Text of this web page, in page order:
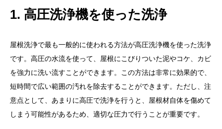
1. 高圧洗浄機を使った洗浄
屋根洗浄で最も一般的に使われる方法が高圧洗浄機を使った洗浄
です。高圧の水流を使って、屋根にこびりついた泥やコケ、カビ
を強力に洗い流すことができます。この方法は非常に効果的で、
短時間で広い範囲の汚れを除去することができます。ただし、注
意点として、あまりに高圧で洗浄を行うと、屋根材自体を傷めて
しまう可能性があるため、適切な圧力で行うことが重要です。
洗浄後のメンテナンス
2. 屋根材の点検と修理
洗浄によって防げる問題
1. 屋根材の劣化
2. 雨漏りの発生